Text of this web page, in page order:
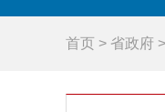
首页 > 省政府 >